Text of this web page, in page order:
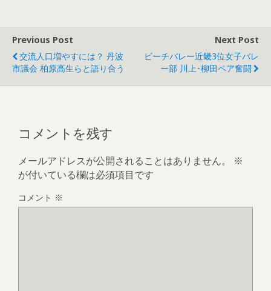
Previous Post
交流人口増やすには？ 丹波
市議会 柏原高生らと語り合う
Next Post
ビーチバレー近畿3位女子バレ
ー部 川上･柳田ペア奮闘
コメントを残す
メールアドレスが公開されることはありません。
※
が付いている欄は必須項目です
コメント ※